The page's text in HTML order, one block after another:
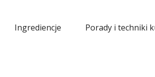
Ingrediencje Porady i techniki